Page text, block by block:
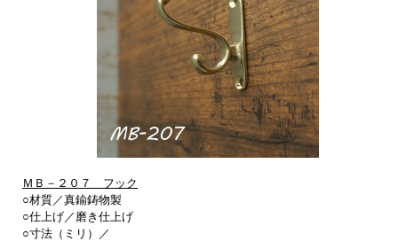
ＭＢ－２０７ フック
○材質／真鍮鋳物製
○仕上げ／ 磨き仕上げ
○寸法（ミリ）／